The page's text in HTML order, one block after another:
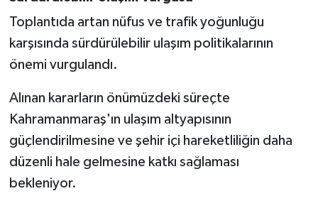
Toplantıda artan nüfus ve trafik yoğunluğu
karşısında sürdürülebilir ulaşım politikalarının
önemi vurgulandı.
Alınan kararların önümüzdeki süreçte
Kahramanmaraş'ın ulaşım altyapısının
güçlendirilmesine ve şehir içi hareketliliğin daha
düzenli hale gelmesine katkı sağlaması
bekleniyor.